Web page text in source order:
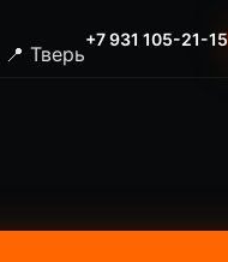
📍 Тверь
+7 931 105-21-15